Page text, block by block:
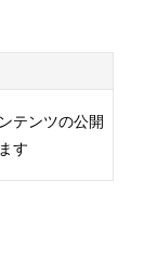
テンツの公開
す